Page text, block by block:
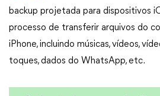
backup projetada para dispositivos
processo de transferir arquivos do
iPhone, incluindo músicas, vídeos,
toques, dados do WhatsApp, etc.